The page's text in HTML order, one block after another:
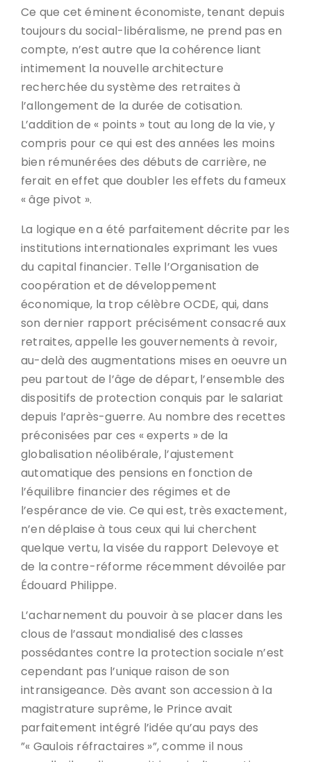
Ce que cet éminent économiste, tenant depuis
toujours du social-libéralisme, ne prend pas en
compte, n’est autre que la cohérence liant
intimement la nouvelle architecture
recherchée du système des retraites à
l’allongement de la durée de cotisation.
L’addition de « points » tout au long de la vie, y
compris pour ce qui est des années les moins
bien rémunérées des débuts de carrière, ne
ferait en effet que doubler les effets du fameux
« âge pivot ».
La logique en a été parfaitement décrite par les
institutions internationales exprimant les vues
du capital financier. Telle l’Organisation de
coopération et de développement
économique, la trop célèbre OCDE, qui, dans
son dernier rapport précisément consacré aux
retraites, appelle les gouvernements à revoir,
au-delà des augmentations mises en oeuvre un
peu partout de l’âge de départ, l’ensemble des
dispositifs de protection conquis par le salariat
depuis l’après-guerre. Au nombre des recettes
préconisées par ces « experts » de la
globalisation néolibérale, l’ajustement
automatique des pensions en fonction de
l’équilibre financier des régimes et de
l’espérance de vie. Ce qui est, très exactement,
n’en déplaise à tous ceux qui lui cherchent
quelque vertu, la visée du rapport Delevoye et
de la contre-réforme récemment dévoilée par
Édouard Philippe.
L’acharnement du pouvoir à se placer dans les
clous de l’assaut mondialisé des classes
possédantes contre la protection sociale n’est
cependant pas l’unique raison de son
intransigeance. Dès avant son accession à la
magistrature suprême, le Prince avait
parfaitement intégré l’idée qu’au pays des
”« Gaulois réfractaires »”, comme il nous